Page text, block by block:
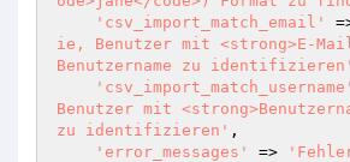
'csv_import_match_email'
ie, Benutzer mit <strong>E-
Benutzername zu identifizieren'
'csv_import_match_username'
Benutzer mit
zu identifizieren' ,
'error_messages'
=>